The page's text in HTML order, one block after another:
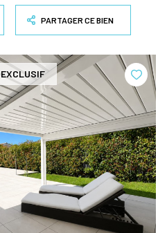
PARTAGER CE BIEN
EXCLUSIF